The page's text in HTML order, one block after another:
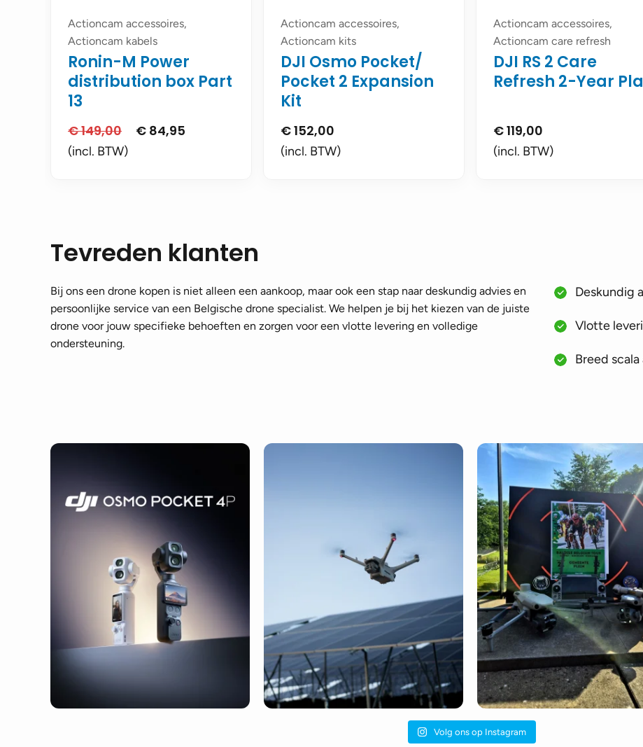
Actioncam accessoires,
Actioncam kabels
Ronin-M Power
distribution box Part
13
€149,00
Oorspronkelijke
€ 84,95
(incl. BTW)
Actioncam accessoires,
Actioncam kits
DJI Osmo Pocket/
Pocket 2 Expansion
Kit
€152,00
(incl. BTW)
Actioncam accessoires,
Actioncam care refresh
DJI RS 2 Care
Refresh 2-Year
€119,00
(incl. BTW)
Tevreden klanten
Bij ons een drone kopen is niet alleen een aankoop, maar ook een stap naar deskundig advies en
persoonlijke service van een Belgische drone specialist. We helpen je bij het kiezen van de juiste
drone voor jouw specifieke behoeften en zorgen voor een vlotte levering en volledige
ondersteuning.
Deskundig
Vlotte
Breed
Volg ons op Instagram